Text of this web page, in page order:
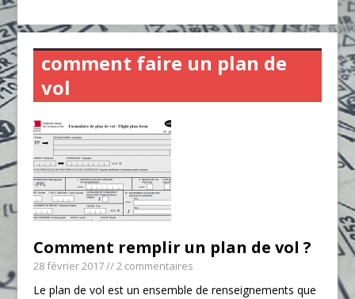
comment faire un plan de
vol
Comment remplir un plan de vol ?
28 février 2017// 2 commentaires
Le plan de vol est un ensemble de renseignements que